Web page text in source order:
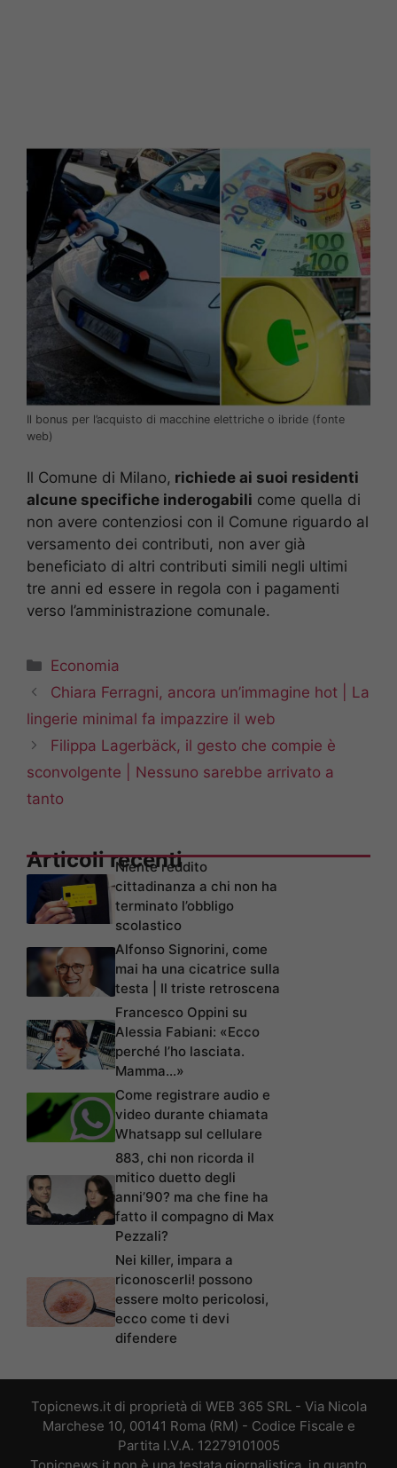
Il bonus per l’acquisto di macchine elettriche o ibride (fonte
web)
Il Comune di Milano, richiede ai suoi residenti
alcune specifiche inderogabili come quella di
non avere contenziosi con il Comune riguardo al
versamento dei contributi, non aver già
beneficiato di altri contributi simili negli ultimi
tre anni ed essere in regola con i pagamenti
verso l’amministrazione comunale.
Categorie
Economia
Chiara Ferragni, ancora un’immagine hot | La
lingerie minimal fa impazzire il web
Filippa Lagerbäck, il gesto che compie è
sconvolgente | Nessuno sarebbe arrivato a
tanto
Articoli recenti
Niente reddito
cittadinanza a chi non ha
terminato l’obbligo
scolastico
Alfonso Signorini, come
mai ha una cicatrice sulla
testa | Il triste retroscena
Francesco Oppini su
Alessia Fabiani: «Ecco
perché l’ho lasciata.
Mamma…»
Come registrare audio e
video durante chiamata
Whatsapp sul cellulare
883, chi non ricorda il
mitico duetto degli
anni’90? ma che fine ha
fatto il compagno di Max
Pezzali?
Nei killer, impara a
riconoscerli! possono
essere molto pericolosi,
ecco come ti devi
difendere
Topicnews.it di proprietà di WEB 365 SRL - Via Nicola
Marchese 10, 00141 Roma (RM) - Codice Fiscale e
Partita I.V.A. 12279101005